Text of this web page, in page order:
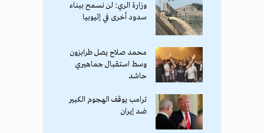
وزارة الري: لن نسمح ببناء
سدود أخرى في إثيوبيا
محمد صلاح يصل طرابزون
وسط استقبال جماهيري
حاشد
ترامب يوقف الهجوم الكبير
ضد إيران